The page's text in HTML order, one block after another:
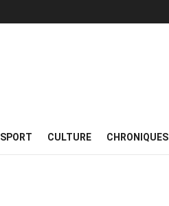
SPORT CULTURE CHRONIQUES